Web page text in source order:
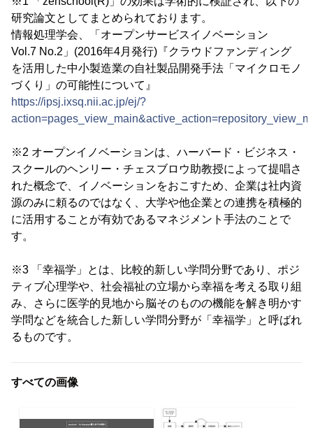
研究論文としてまとめられております。
情報処理学会、「オープンサービスイノベーション
Vol.7 No.2」(2016年4月発行)『クラウドファンディング
を活用した中小製造業の自社製品開発手法「マイクロモノ
づくり」の可能性について』
https://ipsj.ixsq.nii.ac.jp/ej/?
※2 オープンイノベーションは、ハーバード・ビジネス・
スクールのヘンリー・チェスブロウ助教授によって提唱さ
れた概念で、イノベーションをおこすため、企業は社内資
源のみに頼るのではなく、大学や他企業との連携を積極的
に活用することが有効であるマネジメント手法のことで
す。
※3 「幸福学」とは、比較的新しい学問分野であり、ポジ
ティブ心理学や、社会福祉の立場から幸福を考える取り組
み、さらに医学的見地から脳そのものの機能を解き明かす
学問などを統合した新しい学問分野が「幸福学」と呼ばれ
るものです。
すべての画像